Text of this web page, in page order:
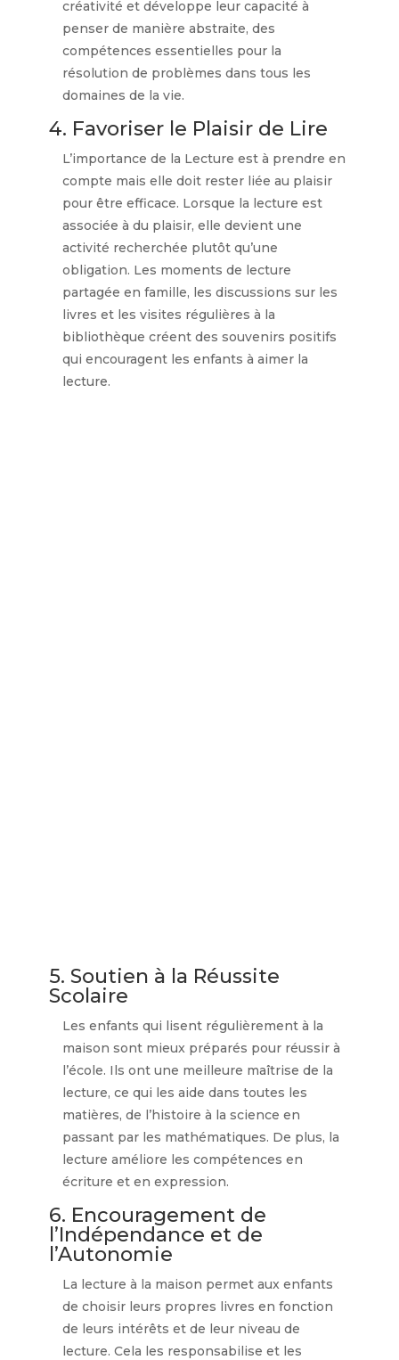
créativité et développe leur capacité à
penser de manière abstraite, des
compétences essentielles pour la
résolution de problèmes dans tous les
domaines de la vie.
4. Favoriser le Plaisir de Lire
L’importance de la Lecture est à prendre en
compte mais elle doit rester liée au plaisir
pour être efficace. Lorsque la lecture est
associée à du plaisir, elle devient une
activité recherchée plutôt qu’une
obligation. Les moments de lecture
partagée en famille, les discussions sur les
livres et les visites régulières à la
bibliothèque créent des souvenirs positifs
qui encouragent les enfants à aimer la
lecture.
5. Soutien à la Réussite
Scolaire
Les enfants qui lisent régulièrement à la
maison sont mieux préparés pour réussir à
l’école. Ils ont une meilleure maîtrise de la
lecture, ce qui les aide dans toutes les
matières, de l’histoire à la science en
passant par les mathématiques. De plus, la
lecture améliore les compétences en
écriture et en expression.
6. Encouragement de
l’Indépendance et de
l’Autonomie
La lecture à la maison permet aux enfants
de choisir leurs propres livres en fonction
de leurs intérêts et de leur niveau de
lecture. Cela les responsabilise et les